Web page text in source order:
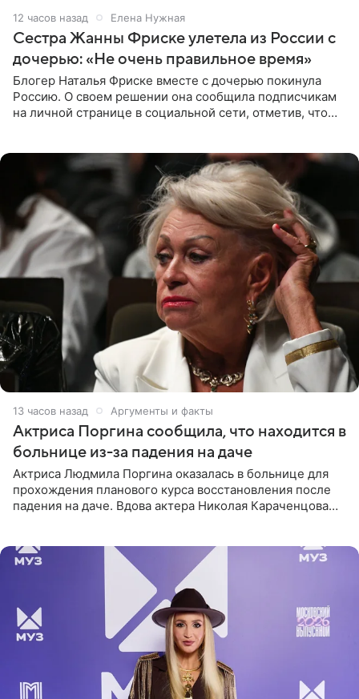
12 часов назад Елена Нужная
Сестра Жанны Фриске улетела из России с
дочерью: «Не очень правильное время»
Блогер Наталья Фриске вместе с дочерью покинула
Россию. О своем решении она сообщила подписчикам
на личной странице в социальной сети, отметив, что
13 часов назад Аргументы и факты
Актриса Поргина сообщила, что находится в
больнице из-за падения на даче
Актриса Людмила Поргина оказалась в больнице для
прохождения планового курса восстановления после
падения на даче. Вдова актера Николая Караченцова